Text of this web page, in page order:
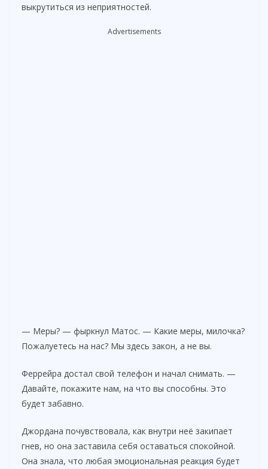
выкрутиться из неприятностей.
Advertisements
— Меры? — фыркнул Матос. — Какие меры, милочка?
Пожалуетесь на нас? Мы здесь закон, а не вы.
Феррейра достал свой телефон и начал снимать. —
Давайте, покажите нам, на что вы способны. Это
будет забавно.
Джордана почувствовала, как внутри неё закипает
гнев, но она заставила себя оставаться спокойной.
Она знала, что любая эмоциональная реакция будет